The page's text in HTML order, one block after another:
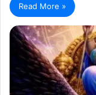
Read More »